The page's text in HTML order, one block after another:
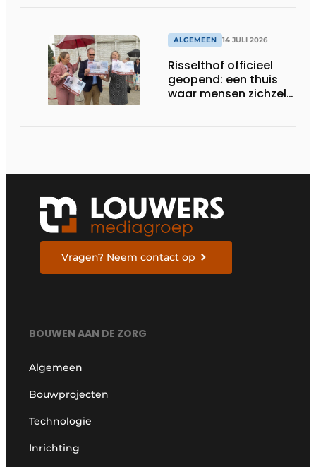
ALGEMEEN 14 JULI 2026
Risselthof officieel
geopend: een thuis
waar mensen zichzelf
Vragen? Neem contact op
BOUWEN AAN DE ZORG
Algemeen
Bouwprojecten
Technologie
Inrichting